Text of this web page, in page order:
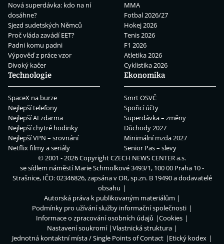
Nová superdávka: kdo na ní
dosáhne?
Sjezd sudetských Němců
Proč vláda zavádí EET?
Padni komu padni
Výpověď z práce vzor
Divoký kačer
MMA
Fotbal 2026/27
Hokej 2026
Tenis 2026
F1 2026
Atletika 2026
Cyklistika 2026
Technologie
SpaceX na burze
Nejlepší telefony
Nejlepší AI zdarma
Nejlepší chytré hodinky
Nejlepší VPN – srovnání
Netflix filmy a seriály
Ekonomika
Smrt OSVČ
Spořicí účty
Superdávka – změny
Důchody 2027
Minimální mzda 2027
Senior Pas – slevy
© 2001 - 2026 CopyrightCZECH NEWS CENTER a.s.
se sídlem náměstí Marie Schmolkové 3493/1, 100 00 Praha 10 -
Strašnice, IČO: 02346826, zapsána v OR, sp.zn. B 19490 a dodavatelé
obsahu
Autorská práva k publikovaným materiálům
Podmínky pro užívání služby informační společnosti
Informace o zpracování osobních údajů
Cookies
Nastavení soukromí
Vlastnická struktura
Jednotná kontaktní místa / Single Points of Contact
Etický kodex